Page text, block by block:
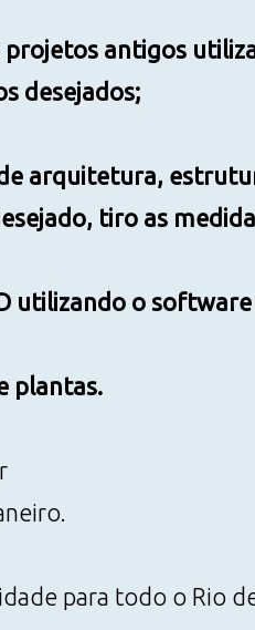
projetos antigos
desejados;
arquitetura,
tiro as
utilizando o
plantas.
para todo o Rio